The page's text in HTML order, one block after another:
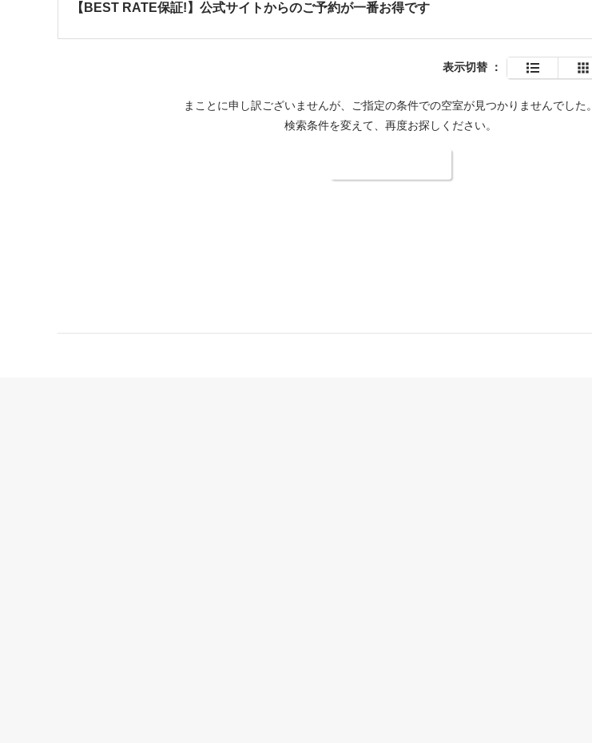
【BEST RATE保証!】公式サイトからのご予約が一番お得です
表示切替 ：
まことに申し訳ございませんが、ご指定の条件での空室が見つかりませんでした。
検索条件を変えて、再度お探しください。